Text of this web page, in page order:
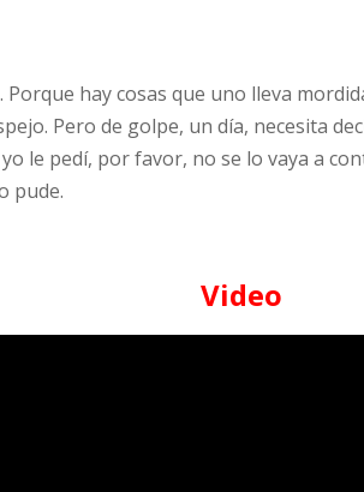
Porque hay cosas que uno lleva
Pero de golpe, un día, necesita
le pedí, por favor, no se lo vaya a
pude.
Video